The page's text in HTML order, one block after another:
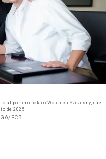
al portero polaco Wojciech Szczesny, que
de 2025
FCB